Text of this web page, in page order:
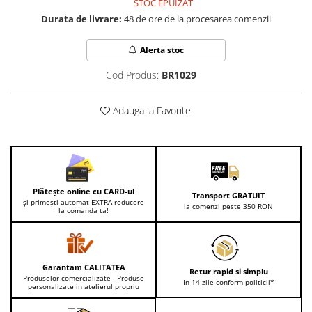
Cadouri Cuplu
Pijamale de CRACIUN
WINTER Collection
Halate si pijamale Family
Incaltaminte
Seturi elegante femei
Pijamale de copii
Pijamale BIG SIZE femei
Cadouri ocazii speciale
STOC EPUIZAT
Durata de livrare: 48 de ore de la procesarea comenzii
Alerta stoc
Cod Produs: BR1029
Adauga la Favorite
Plătește online cu CARD-ul
și primești automat EXTRA-reducere
la comanda ta!
Transport GRATUIT
la comenzi peste 350 RON
Garantam CALITATEA
Produselor comercializate - Produse
personalizate in atelierul propriu
Retur rapid si simplu
In 14 zile conform politicii*